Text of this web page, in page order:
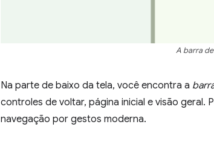
A barra
Na parte de baixo da tela, você encontra a
controles de voltar, página inicial e visão
navegação por gestos moderna.